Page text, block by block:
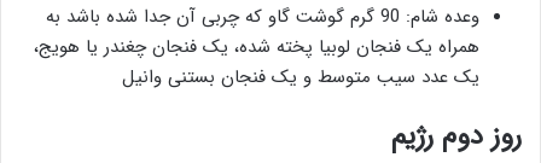
وعده شام: 90 گرم گوشت گاو که چربی آن جدا شده باشد به
همراه یک فنجان لوبیا پخته شده، یک فنجان چغندر یا هویج،
یک عدد سیب متوسط و یک فنجان بستنی وانیل
روز دوم رژیم